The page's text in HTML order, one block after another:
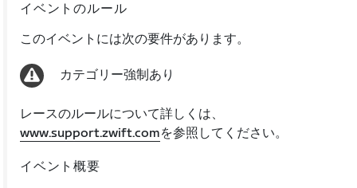
イベントのルール
このイベントには次の要件があります。
カテゴリー強制あり
レースのルールについて詳しくは、
www.support.zwift.comを参照してください。
イベント概要